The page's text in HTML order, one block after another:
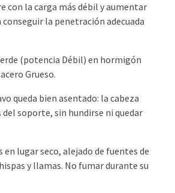
con la carga más débil y aumentar
la penetración adecuada
(potencia Débil) en hormigón
Grueso.
queda bien asentado: la cabeza
del soporte, sin hundirse ni quedar
en lugar seco, alejado de fuentes de
y llamas. No fumar durante su